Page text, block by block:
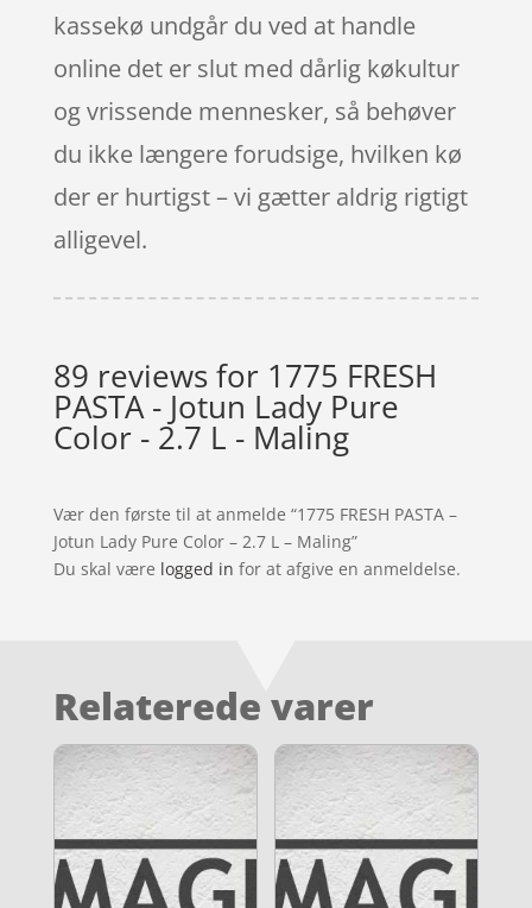
kassekø undgår du ved at handle
online det er slut med dårlig køkultur
og vrissende mennesker, så behøver
du ikke længere forudsige, hvilken kø
der er hurtigst – vi gætter aldrig rigtigt
alligevel.
89 reviews for 1775 FRESH
PASTA - Jotun Lady Pure
Color - 2.7 L - Maling
Vær den første til at anmelde “1775 FRESH PASTA –
Jotun Lady Pure Color – 2.7 L – Maling”
Du skal være logged in for at afgive en anmeldelse.
Relaterede varer